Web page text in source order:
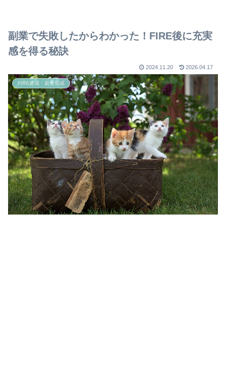
副業で失敗したからわかった！FIRE後に充実
感を得る秘訣
2024.11.20 2026.04.17
FIRE達成・資産形成